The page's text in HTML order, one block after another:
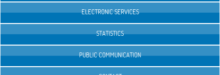
ELECTRONIC SERVICES
STATISTICS
PUBLIC COMMUNICATION